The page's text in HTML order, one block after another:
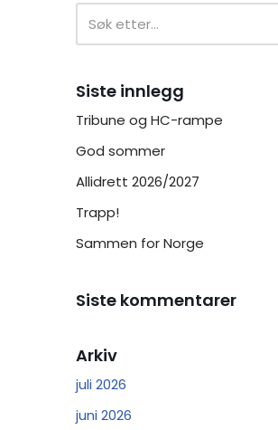
Siste innlegg
Tribune og HC-rampe
God sommer
Allidrett 2026/2027
Trapp!
Sammen for Norge
Siste kommentarer
Arkiv
juli 2026
juni 2026